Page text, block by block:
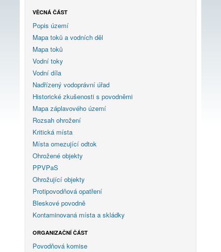
VĚCNÁ ČÁST
Popis území
Mapa toků a vodních děl
Mapa toků
Vodní toky
Vodní díla
Nadřízený vodoprávní úřad
Historické zkušenosti s povodněmi
Mapa záplavového území
Rozsah ohrožení
Kritická místa
Místa omezující odtok
Ohrožené objekty
PPVPaS
Ohrožující objekty
Protipovodňová opatření
Bleskové povodně
Kontaminovaná místa a skládky
ORGANIZAČNÍ ČÁST
Povodňová komise